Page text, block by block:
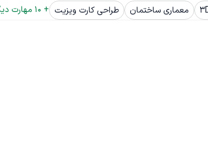
معماری ساختمان طراحی کارت ویزیت +
10 مهارت